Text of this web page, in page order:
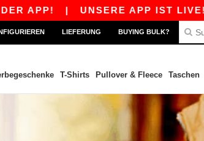
APP!| UNSERE APP IST LIVE!
LIEFERUNG BUYING BULK?
T-Shirts Pullover & Fleece Taschen